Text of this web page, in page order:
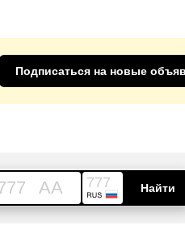
Подписаться на новые
AA 777 Найти